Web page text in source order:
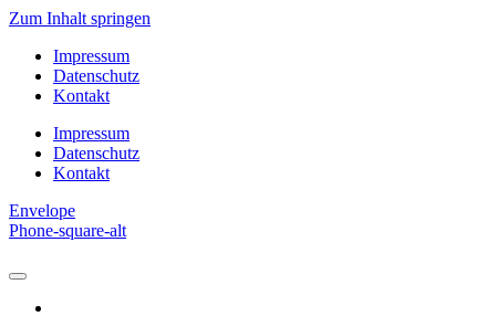
Zum Inhalt springen
Impressum
Datenschutz
Kontakt
Impressum
Datenschutz
Kontakt
Envelope
Phone-square-alt